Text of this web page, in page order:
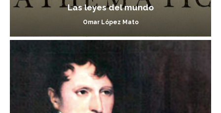
Las leyes del mundo
Omar López Mato